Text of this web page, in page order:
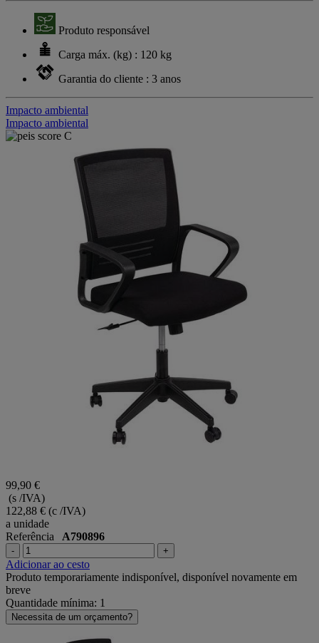
Produto responsável
Carga máx. (kg) : 120 kg
Garantia do cliente : 3 anos
Impacto ambiental
Impacto ambiental
99,90 €
(s /IVA)
122,88 € (c /IVA)
a unidade
Referência A790896
- +
Adicionar ao cesto
Produto temporariamente indisponível, disponível novamente em
breve
Quantidade mínima: 1
Necessita de um orçamento?